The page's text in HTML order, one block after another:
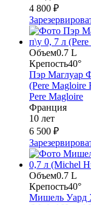
4 800 ₽
Объем0.7 L
Крепость40°
Пэр Маглуар
(Pere Magloire
Pere Magloire
Франция
10 лет
6 500 ₽
Объем0.7 L
Крепость40°
Мишель Уард